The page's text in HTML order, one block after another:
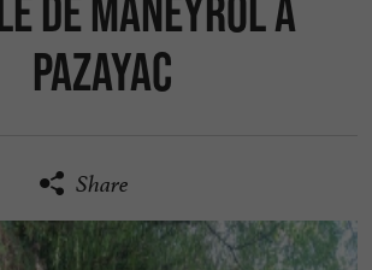
de Maneyrol à
Pazayac
Share